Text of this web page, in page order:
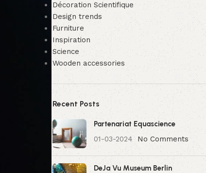
Décoration Scientifique
Design trends
Furniture
Inspiration
Science
Wooden accessories
Recent Posts
Partenariat Equascience
01-03-2024
No Comments
DeJa Vu Museum Berlin